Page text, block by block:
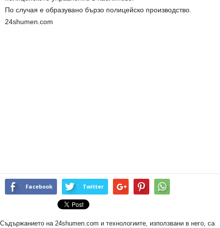
По случая е образувано бързо полицейско производство.
24shumen.com
Facebook Twitter
Съдържанието на 24shumen.com и технологиите, използвани в него, са